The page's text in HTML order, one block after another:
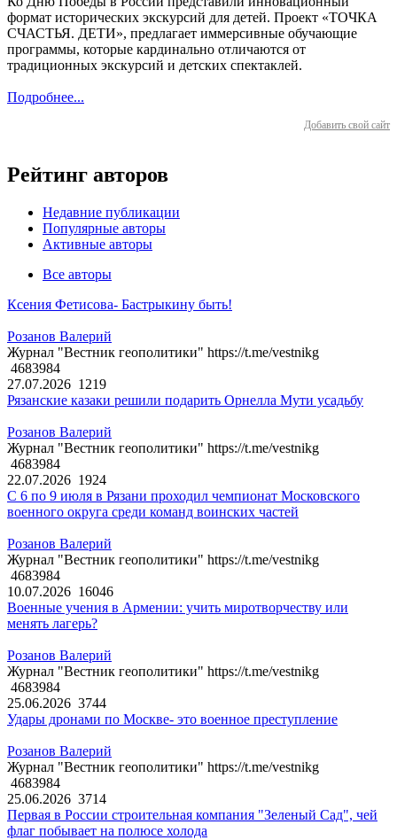
формат исторических экскурсий для детей. Проект «ТОЧКА
СЧАСТЬЯ. ДЕТИ», предлагает иммерсивные обучающие
программы, которые кардинально отличаются от
традиционных экскурсий и детских спектаклей.
Подробнее...
Добавить свой сайт
Рейтинг авторов
Недавние публикации
Популярные авторы
Активные авторы
Все авторы
Ксения Фетисова- Бастрыкину быть!
Розанов Валерий
Журнал "Вестник геополитики" https://t.me/vestnikg
4683984
27.07.2026 1219
Рязанские казаки решили подарить Орнелла Мути усадьбу
Розанов Валерий
Журнал "Вестник геополитики" https://t.me/vestnikg
4683984
22.07.2026 1924
С 6 по 9 июля в Рязани проходил чемпионат Московского
военного округа среди команд воинских частей
Розанов Валерий
Журнал "Вестник геополитики" https://t.me/vestnikg
4683984
10.07.2026 16046
Военные учения в Армении: учить миротворчеству или
менять лагерь?
Розанов Валерий
Журнал "Вестник геополитики" https://t.me/vestnikg
4683984
25.06.2026 3744
Удары дронами по Москве- это военное преступление
Розанов Валерий
Журнал "Вестник геополитики" https://t.me/vestnikg
4683984
25.06.2026 3714
Первая в России строительная компания "Зеленый Сад", чей
флаг побывает на полюсе холода